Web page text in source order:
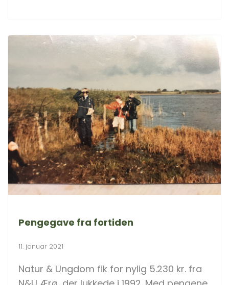
Pengegave fra fortiden
11. januar 2021
Natur & Ungdom fik for nylig 5.230 kr. fra